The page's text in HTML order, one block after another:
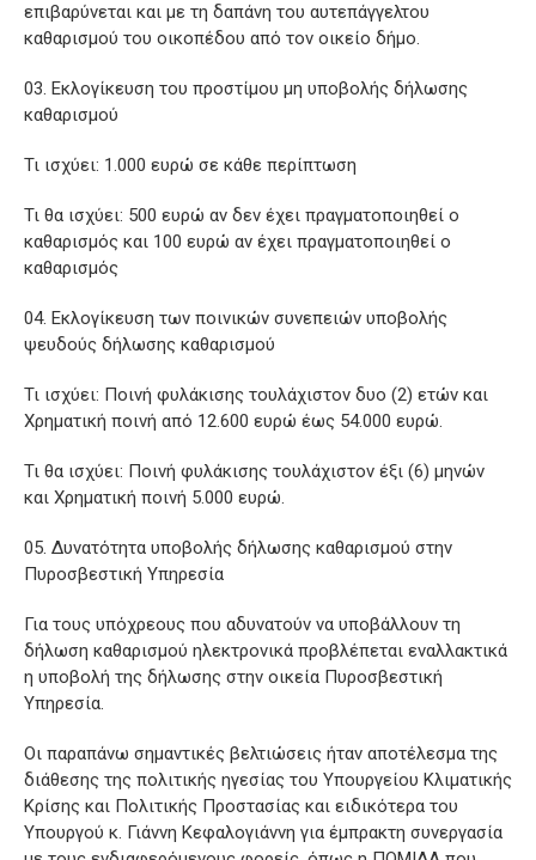
επιβαρύνεται και με τη δαπάνη του αυτεπάγγελτου
καθαρισμού του οικοπέδου από τον οικείο δήμο.
Εκλογίκευση του προστίμου μη υποβολής δήλωσης
καθαρισμού
Τι ισχύει: 1.000 ευρώ σε κάθε περίπτωση
Τι θα ισχύει: 500 ευρώ αν δεν έχει πραγματοποιηθεί ο
καθαρισμός και 100 ευρώ αν έχει πραγματοποιηθεί ο
καθαρισμός
Εκλογίκευση των ποινικών συνεπειών υποβολής
ψευδούς δήλωσης καθαρισμού
Τι ισχύει: Ποινή φυλάκισης τουλάχιστον δυο (2) ετών και
Χρηματική ποινή από 12.600 ευρώ έως 54.000 ευρώ.
Τι θα ισχύει: Ποινή φυλάκισης τουλάχιστον έξι (6) μηνών
και Χρηματική ποινή 5.000 ευρώ.
Δυνατότητα υποβολής δήλωσης καθαρισμού στην
Πυροσβεστική Υπηρεσία
Για τους υπόχρεους που αδυνατούν να υποβάλλουν τη
δήλωση καθαρισμού ηλεκτρονικά προβλέπεται εναλλακτικά
η υποβολή της δήλωσης στην οικεία Πυροσβεστική
Υπηρεσία.
Οι παραπάνω σημαντικές βελτιώσεις ήταν αποτέλεσμα της
διάθεσης της πολιτικής ηγεσίας του Υπουργείου Κλιματικής
Κρίσης και Πολιτικής Προστασίας και ειδικότερα του
Υπουργού κ. Γιάννη Κεφαλογιάννη για έμπρακτη συνεργασία